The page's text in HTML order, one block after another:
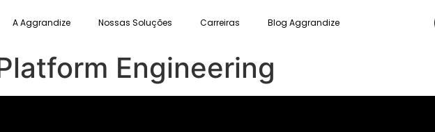
A Aggrandize Nossas Soluções Carreiras Blog Aggrandize
Engineering